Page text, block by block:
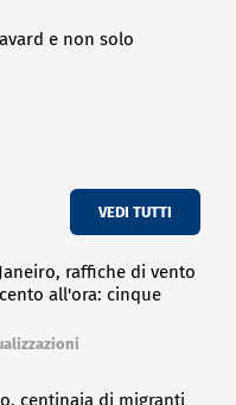
e non solo
VEDI TUTTI
raffiche di vento
all'ora: cinque
centinaia di migranti